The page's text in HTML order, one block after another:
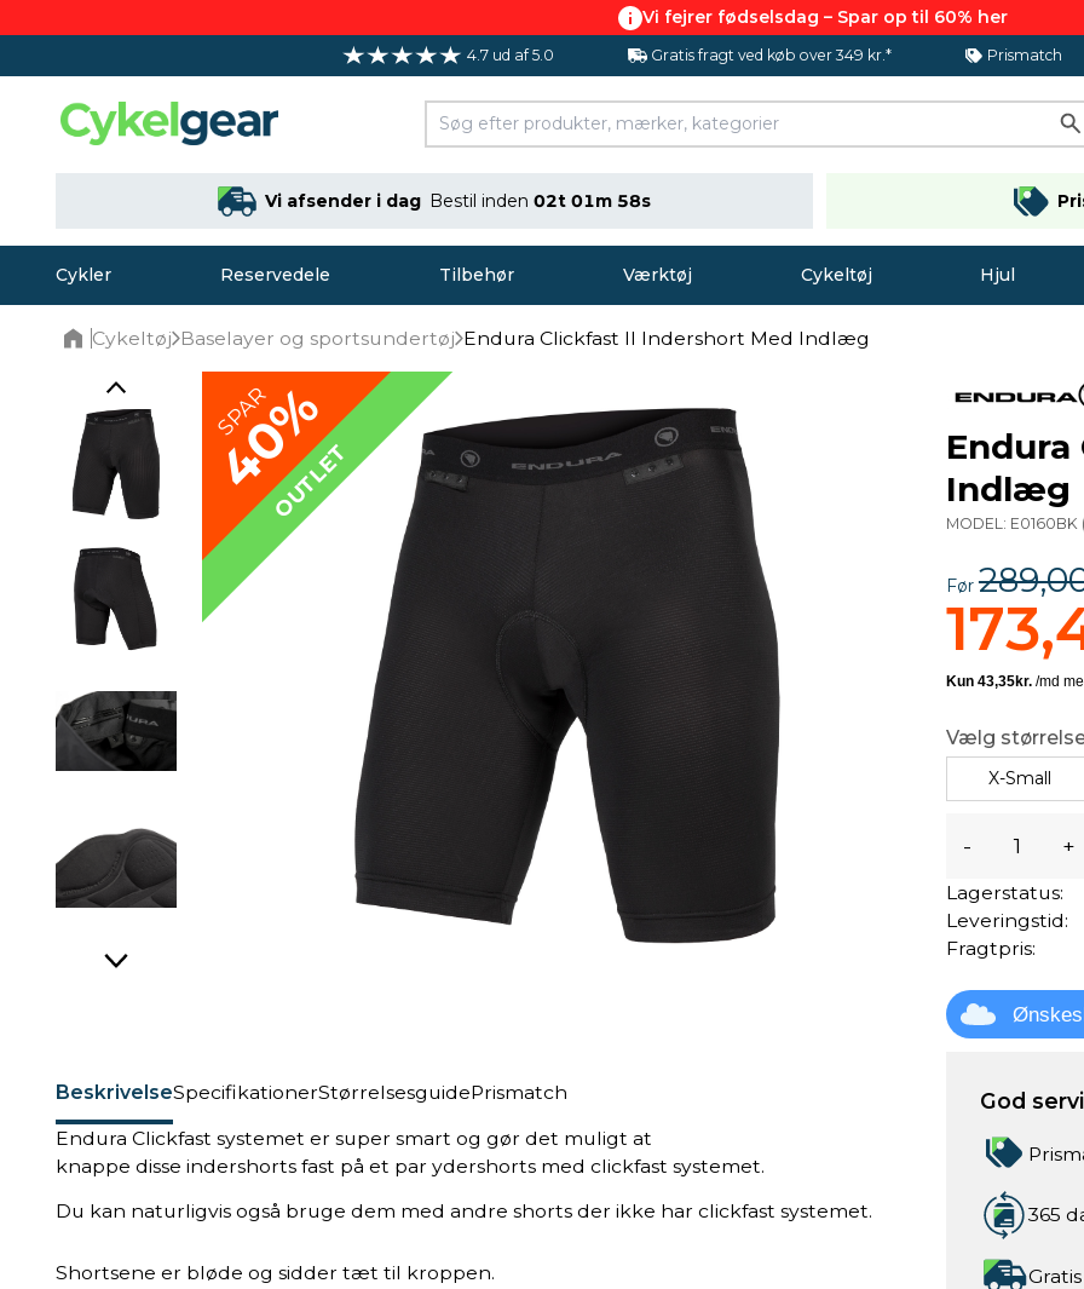
Vi fejrer fødselsdag – Spar op til 60% her
4.7 ud af 5.0 Gratis fragt ved køb over 349 kr.* Prismatch
Vi afsender i dag Bestil inden02t 01m 57s
Cykler Reservedele Tilbehør Værktøj Cykeltøj Hjul
Cykeltøj Baselayer og sportsundertøj Endura Clickfast II Indershort Med Indlæg
SPAR
40%
OUTLET
BeskrivelseSpecifikationerStørrelsesguidePrismatch
Endura Clickfast systemet er super smart og gør det muligt at
knappe disse indershorts fast på et par ydershorts med clickfast systemet.
Du kan naturligvis også bruge dem med andre shorts der ikke har clickfast systemet.
Shortsene er bløde og sidder tæt til kroppen.
Indlæg
MODEL: E0160BK
Før
Vælg
X-Small
- +
Lagerstatus:
Leveringstid:
Fragtpris:
God
365